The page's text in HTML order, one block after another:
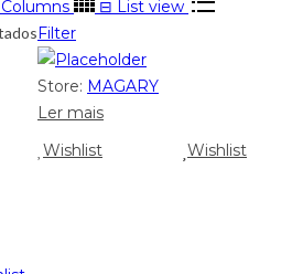
⊟ List view
Filter
Store: MAGARY
Ler mais
Wishlist
Wishlist